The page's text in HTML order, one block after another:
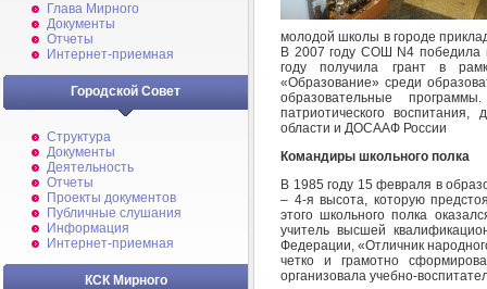
Глава Мирного
Документы
Отчеты
Интернет-приемная
Городской Совет
Структура
Документы
Деятельность
Отчеты
Проекты документов
Публичные слушания
Информация
Интернет-приемная
КСК Мирного
молодой школы в городе
В 2007 году СОШ N4 победила
году получила грант в
«Образование» среди
образовательные
патриотического воспитания,
области и ДОСААФ России
Командиры школьного полка
В 1985 году 15 февраля в
– 4-я высота, которую
этого школьного полка
учитель высшей
Федерации, «Отличник
четко и грамотно
организовала учебно-